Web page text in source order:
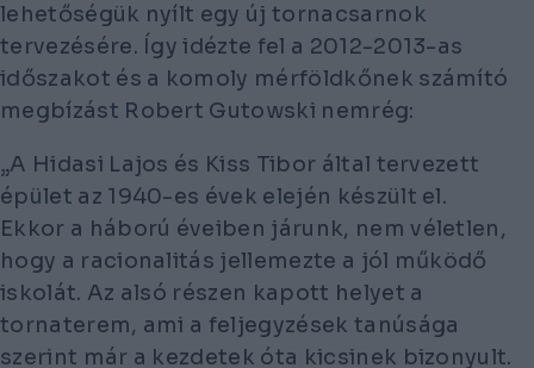
lehetőségük nyílt egy új tornacsarnok
tervezésére. Így idézte fel a 2012-2013-as
időszakot és a komoly mérföldkőnek számító
megbízást Robert Gutowski nemrég:
„A Hidasi Lajos és Kiss Tibor által tervezett
épület az 1940-es évek elején készült el.
Ekkor a háború éveiben járunk, nem véletlen,
hogy a racionalitás jellemezte a jól működő
iskolát. Az alsó részen kapott helyet a
tornaterem, ami a feljegyzések tanúsága
szerint már a kezdetek óta kicsinek bizonyult.